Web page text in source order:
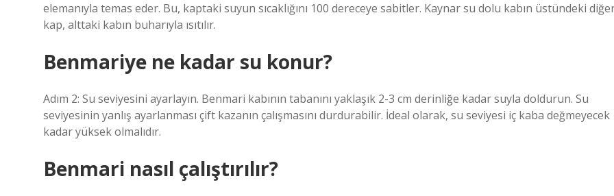
elemanıyla temas eder. Bu, kaptaki suyun sıcaklığını 100 dereceye sabitler. Kaynar su dolu kabın üstündeki
kap, alttaki kabın buharıyla ısıtılır.
Benmariye ne kadar su konur?
Adım 2: Su seviyesini ayarlayın. Benmari kabının tabanını yaklaşık 2-3 cm derinliğe kadar suyla doldurun. Su
seviyesinin yanlış ayarlanması çift kazanın çalışmasını durdurabilir. İdeal olarak, su seviyesi iç kaba değmeyecek
kadar yüksek olmalıdır.
Benmari nasıl çalıştırılır?